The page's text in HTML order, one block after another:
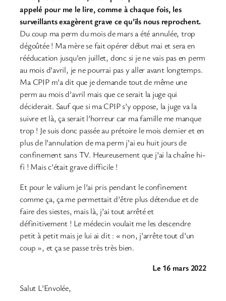
appelé pour me le lire, comme à chaque fois, les
surveillants exagèrent grave ce qu’ils nous reprochent.
Du coup ma perm du mois de mars a été annulée, trop
dégoûtée ! Ma mère se fait opérer début mai et sera en
rééducation jusqu’en juillet, donc si je ne vais pas en perm
au mois d’avril, je ne pourrai pas y aller avant longtemps.
Ma CPIP m’a dit que je demande tout de même une
perm au mois d’avril mais que ce serait la juge qui
déciderait. Sauf que si ma CPIP s’y oppose, la juge va la
suivre et là, ça serait l’horreur car ma famille me manque
trop ! Je suis donc passée au prétoire le mois dernier et en
plus de l’annulation de ma perm j’ai eu huit jours de
confinement sans TV. Heureusement que j’ai la chaîne hi-
fi ! Mais c’était grave difficile !
Et pour le valium je l’ai pris pendant le confinement
comme ça, ça me permettait d’être plus détendue et de
faire des siestes, mais là, j’ai tout arrêté et
définitivement ! Le médecin voulait me les descendre
petit à petit mais je lui ai dit : « non, j’arrête tout d’un
coup », et ça se passe très très bien.
Le 16 mars 2022
Salut L’Envolée,